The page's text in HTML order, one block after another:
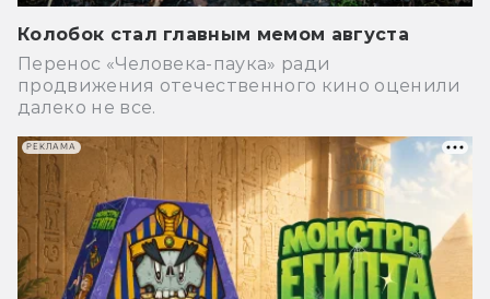
Колобок стал главным мемом августа
Перенос «Человека-паука» ради
продвижения отечественного кино оценили
далеко не все.
РЕКЛАМА